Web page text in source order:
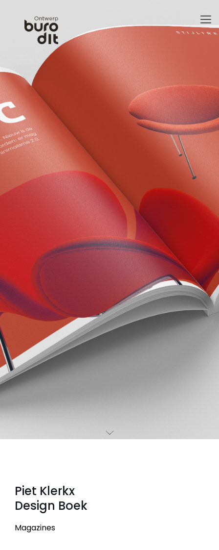
Piet Klerkx
Design Boek
Magazines